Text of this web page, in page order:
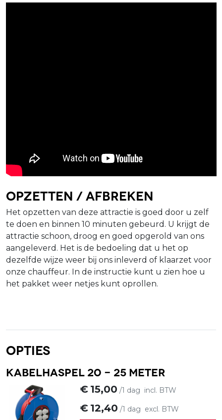
Opzetten / afbreken
Het opzetten van deze attractie is goed door u zelf
te doen en binnen 10 minuten gebeurd. U krijgt de
attractie schoon, droog en goed opgerold van ons
aangeleverd. Het is de bedoeling dat u het op
dezelfde wijze weer bij ons inleverd of klaarzet voor
onze chauffeur. In de instructie kunt u zien hoe u
het pakket weer netjes kunt oprollen.
Opties
Kabelhaspel 20 - 25 meter
€ 15,00 /1 dag incl. BTW
€ 12,40 /1 dag excl. BTW